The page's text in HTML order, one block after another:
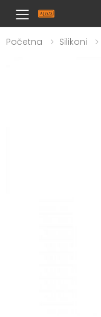
Toggle
Početna Silikoni